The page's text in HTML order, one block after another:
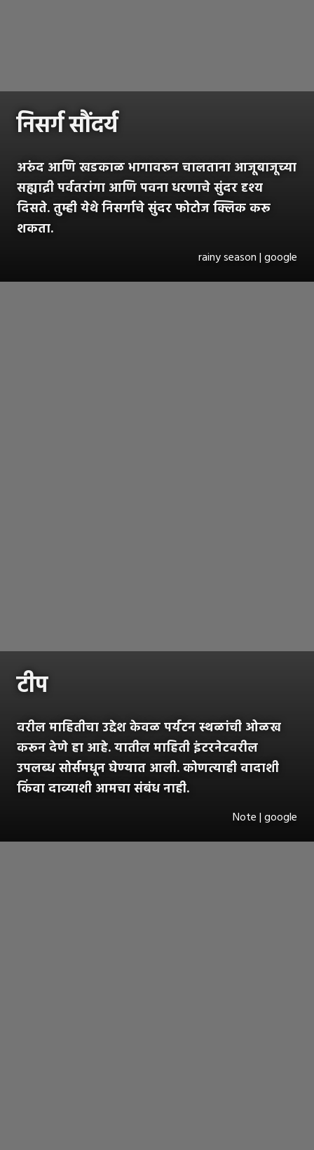
निसर्ग सौंदर्य
अरुंद आणि खडकाळ भागावरून चालताना आजूबाजूच्या
सह्याद्री पर्वतरांगा आणि पवना धरणाचे सुंदर दृश्य
दिसते. तुम्ही येथे निसर्गाचे सुंदर फोटोज क्लिक करू
शकता.
rainy season | google
टीप
वरील माहितीचा उद्देश केवळ पर्यटन स्थळांची ओळख
करून देणे हा आहे. यातील माहिती इंटरनेटवरील
उपलब्ध सोर्समधून घेण्यात आली. कोणत्याही वादाशी
किंवा दाव्याशी आमचा संबंध नाही.
Note | google